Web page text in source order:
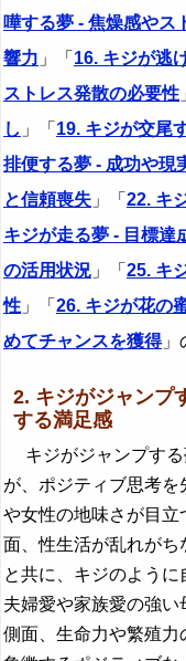
嘩する夢 - 焦燥感やス
響力 」「 16. キジが逃
ストレス発散の必要性
し 」「 19. キジが交尾
排便する夢 - 成功や現
と信頼喪失 」「 22. キ
キジが走る夢 - 目標達
の活用状況 」「 25. キ
性 」「 26. キジが花の
めてチャンスを獲得」
2. キジがジャンプ
する満足感
キジがジャンプする
が、ポジティブ思考を
や女性の地味さが目立
面、性生活が乱れがち
と共に、キジのように
夫婦愛や家族愛の強
側面、生命力や繁殖